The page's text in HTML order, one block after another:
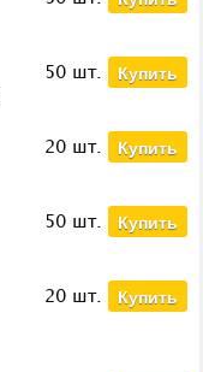
50 шт. Купить
20 шт. Купить
50 шт. Купить
20 шт. Купить